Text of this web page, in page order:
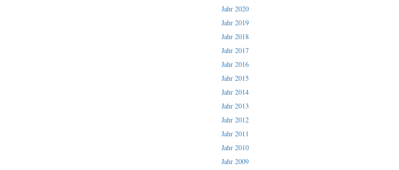
Jahr 2020
Jahr 2019
Jahr 2018
Jahr 2017
Jahr 2016
Jahr 2015
Jahr 2014
Jahr 2013
Jahr 2012
Jahr 2011
Jahr 2010
Jahr 2009